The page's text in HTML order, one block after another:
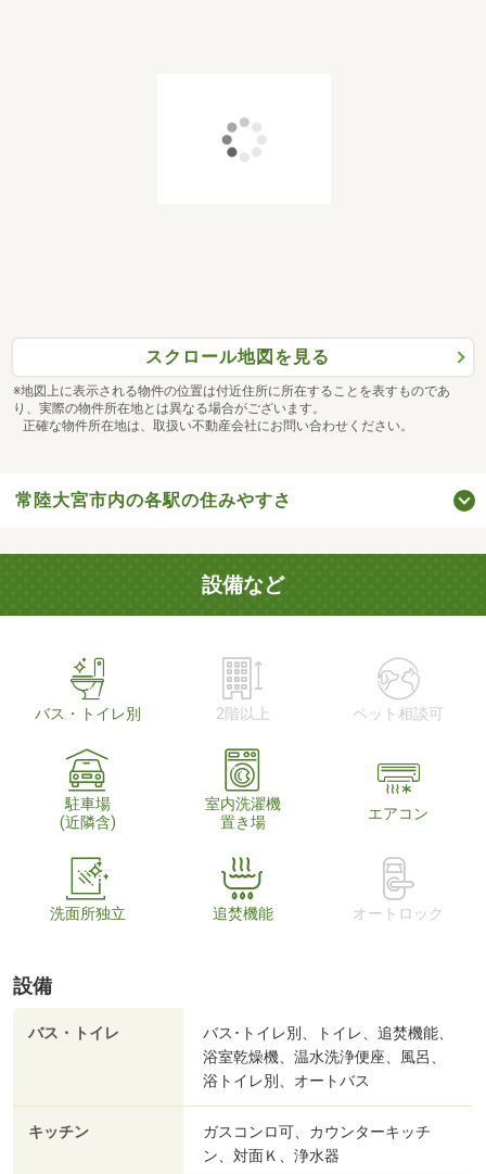
スクロール地図を見る
※地図上に表示される物件の位置は付近住所に所在することを表すものであ
り、実際の物件所在地とは異なる場合がございます。
正確な物件所在地は、取扱い不動産会社にお問い合わせください。
常陸大宮市内の各駅の住みやすさ
設備など
バス・トイレ別 2階以上 ペット相談可
駐車場
(近隣含)
室内洗濯機
置き場
エアコン
洗面所独立 追焚機能 オートロック
設備
バス・トイレ
バス･トイレ別、トイレ、追焚機能、
浴室乾燥機、温水洗浄便座、風呂、
浴トイレ別、オートバス
キッチン
ガスコンロ可、カウンターキッチ
ン、対面Ｋ、浄水器